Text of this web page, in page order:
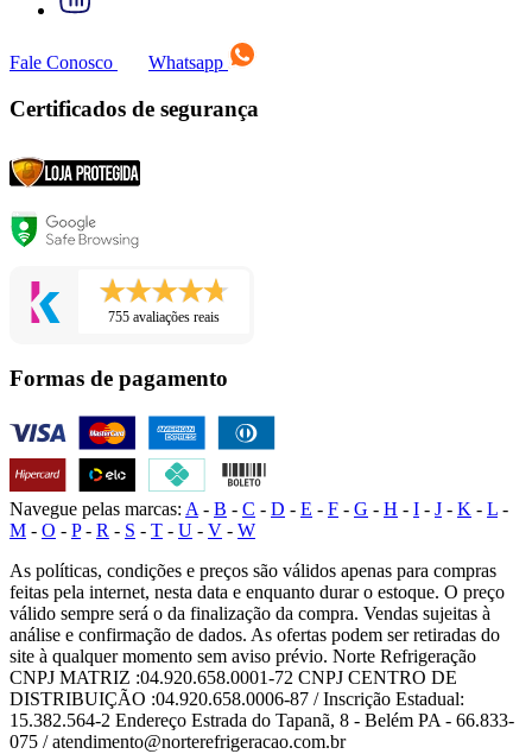
Fale Conosco Whatsapp
Certificados de segurança
755 avaliações reais
Formas de pagamento
Navegue pelas marcas: A - B - C - D - E - F - G - H - I - J - K - L -
M - O - P- R - S - T - U - V - W
As políticas, condições e preços são válidos apenas para compras
feitas pela internet, nesta data e enquanto durar o estoque. O preço
válido sempre será o da finalização da compra. Vendas sujeitas à
análise e confirmação de dados. As ofertas podem ser retiradas do
site à qualquer momento sem aviso prévio. Norte Refrigeração
CNPJ MATRIZ :04.920.658.0001-72 CNPJ CENTRO DE
DISTRIBUIÇÃO :04.920.658.0006-87 / Inscrição Estadual:
15.382.564-2 Endereço Estrada do Tapanã, 8 - Belém PA - 66.833-
075 / atendimento@norterefrigeracao.com.br